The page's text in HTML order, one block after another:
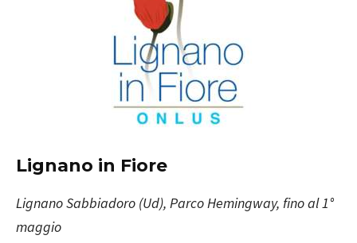
Lignano in Fiore
Lignano Sabbiadoro (Ud), Parco Hemingway, fino al 1°
maggio